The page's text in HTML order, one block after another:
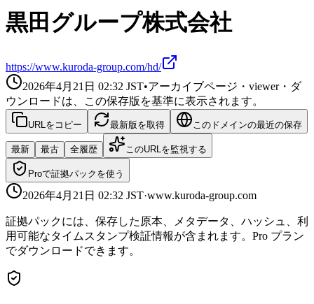
黒田グループ株式会社
https://www.kuroda-group.com/hd/
2026年4月21日 02:32 JST•アーカイブページ・viewer・ダ
ウンロードは、この保存版を基準に表示されます。
URLをコピー 最新版を取得 このドメインの最近の保存
最新 最古 全履歴 このURLを監視する
Proで証拠パックを使う
2026年4月21日 02:32 JST·www.kuroda-group.com
証拠パックには、保存した原本、メタデータ、ハッシュ、利
用可能なタイムスタンプ検証情報が含まれます。Pro プラン
でダウンロードできます。